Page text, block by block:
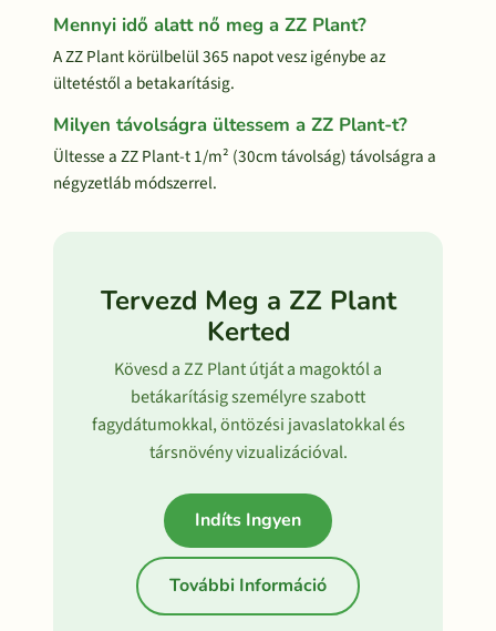
Mennyi idő alatt nő meg a ZZ Plant?
A ZZ Plant körülbelül 365 napot vesz igénybe az
ültetéstől a betakarításig.
Milyen távolságra ültessem a ZZ Plant-t?
Ültesse a ZZ Plant-t 1/m² (30cm távolság) távolságra a
négyzetláb módszerrel.
Tervezd Meg a ZZ Plant
Kerted
Kövesd a ZZ Plant útját a magoktól a
betákarításig személyre szabott
fagydátumokkal, öntözési javaslatokkal és
társnövény vizualizációval.
Indíts Ingyen
További Információ